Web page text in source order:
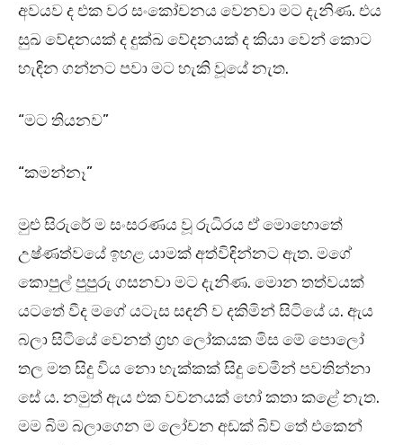
අවයව ද එක වර සංකෝචනය වෙනවා මට දැනිණ. එය
සුඛ වේදනයක් ද දුක්ඛ වේදනයක් ද කියා වෙන් කොට
හැඳින ගන්නට පවා මට හැකි වූයේ නැත.
“මට තියනව”
“කමන්නෑ”
මුළු සිරුරේ ම සංසරණය වූ රුධිරය ඒ මොහොතේ
උෂ්ණත්වයේ ඉහළ යාමක් අත්විඳින්නට ඇත. මගේ
කොපුල් පුපුරු ගසනවා මට දැනිණ. මොන තත්වයක්
යටතේ වීද මගේ යටැස සඳනි ව දකිමින් සිටියේ ය. ඇය
බලා සිටියේ වෙනත් ග්‍රහ ලෝකයක මිස මේ පොලෝ
තල මත සිදු විය නො හැක්කක් සිදු වෙමින් පවතින්නා
සේ ය. නමුත් ඇය එක වචනයක් හෝ කතා කළේ නැත.
මම බිම බලාගෙන ම ලෝචන අඩක් බිව් තේ එකෙන්